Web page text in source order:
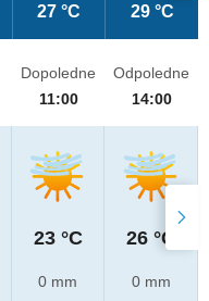
27 °C 29 °C
Dopoledne
11:00
23 °C
0 mm
Odpoledne
14:00
26 °C
0 mm